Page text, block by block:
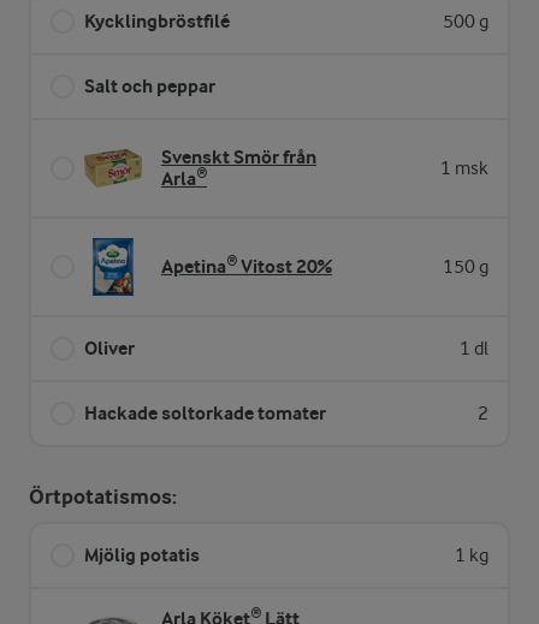
Kycklingbröstfilé 500 g
Salt och peppar
Svenskt Smör från
Arla®
1 msk
Apetina® Vitost 20% 150 g
Oliver 1 dl
Hackade soltorkade tomater 2
Örtpotatismos:
Mjölig potatis 1 kg
Arla Köket® Lätt